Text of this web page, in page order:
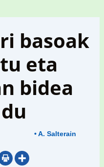
basoak
eta
bidea
• A. Salterain